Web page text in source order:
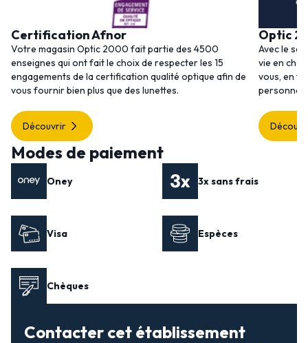
Certification Afnor
Votre magasin Optic 2000 fait partie des 4500
enseignes qui ont fait le choix de respecter les 15
engagements de la certification qualité optique afin de
vous fournir bien plus que des lunettes.
Découvrir
Optic
Avec le
vie en
vous, en
Modes de paiement
Oney 3x sans frais
Visa Espèces
Chèques
Contacter cet établissement